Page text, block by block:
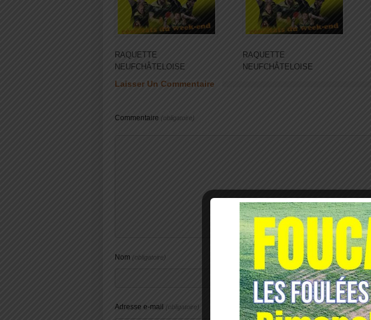
RAQUETTE
NEUFCHÂTELOISE
RAQUETTE
NEUFCHÂTELOISE
Laisser Un Commentaire
Commentaire (obligatoire)
Nom (obligatoire)
Adresse e-mail (obligatoire)